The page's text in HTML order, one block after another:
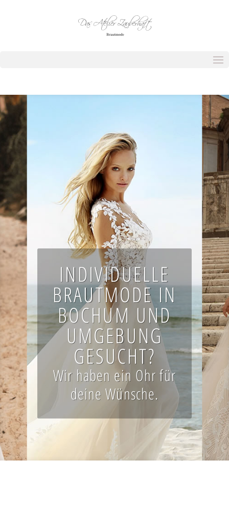
INDIVIDUELLE
BRAUTMODE IN
BOCHUM UND
UMGEBUNG
GESUCHT?
Wir haben ein Ohr für
deine Wünsche.